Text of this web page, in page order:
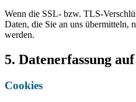
Wenn die SSL- bzw. TLS-
Daten, die Sie an uns übermitteln,
werden.
5. Datenerfassung
Cookies